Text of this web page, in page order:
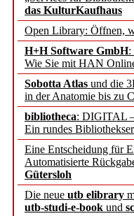
das KulturKaufhaus
Open Library: Öffnen,
H+H Software GmbH:
Wie Sie mit HAN
Sobotta Atlas und die
in der Anatomie bis zu
bibliotheca: DIGITAL
Ein rundes
Eine Entscheidung für
Automatisierte
Gütersloh
Die neue utb elibrary
utb-studi-e-book und
Mohr
und die